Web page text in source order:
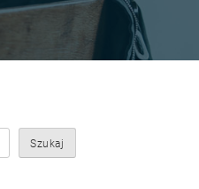
Szukaj